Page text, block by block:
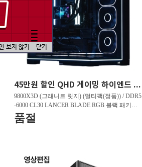
45만원 할인 QHD 게이밍 하이엔드 PC 9800X3D RX 9070 XT HY271
9800X3D (그래니트 릿지) (멀티팩(정품)) / DDR5
-6000 CL30 LANCER BLADE RGB 블랙 패키지
서린 (32GB(16Gx2)) / N9 X870E Black - 특가판매
/ 라데온 RX 9070 XT OC D6 16GB 대원씨티에스
품절
보지 않기 닫기